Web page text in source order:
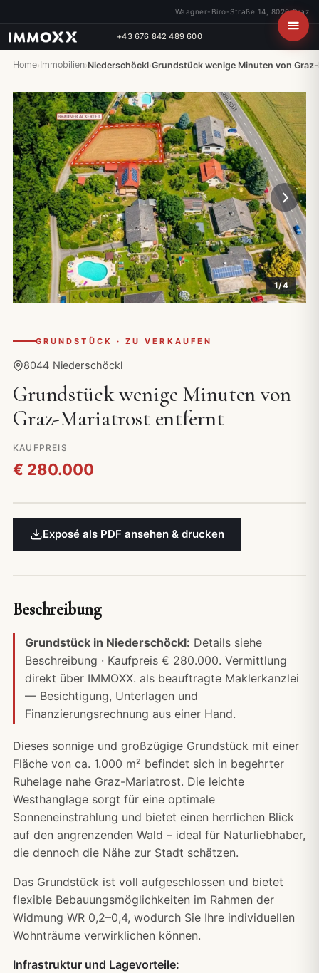
Waagner-Biro-Straße 14, 8020 Graz
+43 676 842 489 600
Home›Immobilien›Niederschöckl›Grundstück wenige Minuten von
1/4
GRUNDSTÜCK · ZU VERKAUFEN
8044 Niederschöckl
Grundstück wenige Minuten von
Graz-Mariatrost entfernt
KAUFPREIS
€ 280.000
Exposé als PDF ansehen & drucken
Beschreibung
Grundstück in Niederschöckl: Details siehe
Beschreibung · Kaufpreis € 280.000. Vermittlung
direkt über IMMOXX. als beauftragte Maklerkanzlei
— Besichtigung, Unterlagen und
Finanzierungsrechnung aus einer Hand.
Dieses sonnige und großzügige Grundstück mit einer
Fläche von ca. 1.000 m² befindet sich in begehrter
Ruhelage nahe Graz-Mariatrost. Die leichte
Westhanglage sorgt für eine optimale
Sonneneinstrahlung und bietet einen herrlichen Blick
auf den angrenzenden Wald – ideal für Naturliebhaber,
die dennoch die Nähe zur Stadt schätzen.
Das Grundstück ist voll aufgeschlossen und bietet
flexible Bebauungsmöglichkeiten im Rahmen der
Widmung WR 0,2–0,4, wodurch Sie Ihre individuellen
Wohnträume verwirklichen können.
Infrastruktur und Lagevorteile: